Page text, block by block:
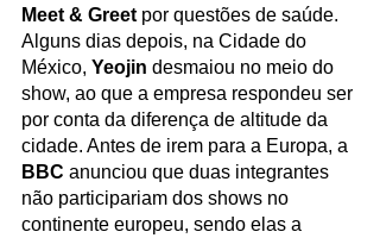
Meet & Greet por questões de saúde.
Alguns dias depois, na Cidade do
México, Yeojin desmaiou no meio do
show, ao que a empresa respondeu ser
por conta da diferença de altitude da
cidade. Antes de irem para a Europa, a
BBC anunciou que duas integrantes
não participariam dos shows no
continente europeu, sendo elas a